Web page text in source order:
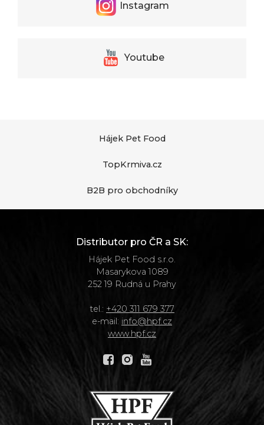
Instagram
Youtube
Hájek Pet Food
TopKrmiva.cz
B2B pro obchodníky
Distributor pro ČR a SK:
Hájek Pet Food s.r.o.
Masarykova 1089
252 19 Rudná u Prahy
tel.: +420 311 679 377
e-mail: info@hpf.cz
www.hpf.cz